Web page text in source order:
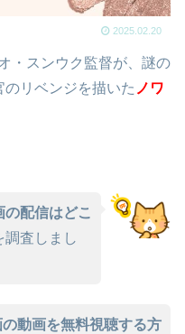
2025.02.20
・スンウク監督が、謎の
リベンジを描いた ノワ
の配信はどこ
調査しまし
の動画を無料視聴する方